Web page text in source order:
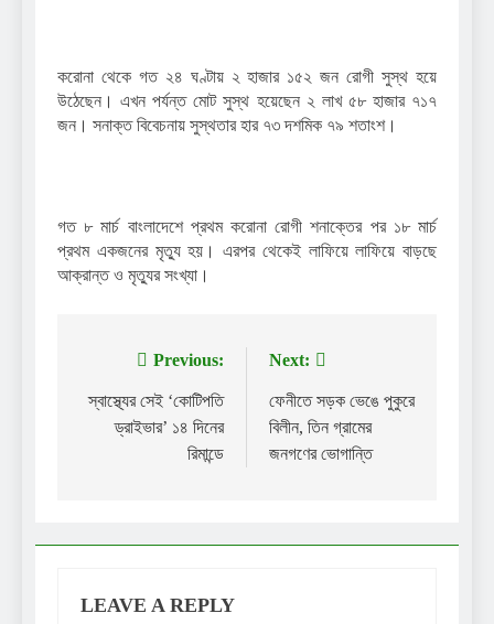
করোনা থেকে গত ২৪ ঘণ্টায় ২ হাজার ১৫২ জন রোগী সুস্থ হয়ে
উঠেছেন। এখন পর্যন্ত মোট সুস্থ হয়েছেন ২ লাখ ৫৮ হাজার ৭১৭
জন। সনাক্ত বিবেচনায় সুস্থতার হার ৭৩ দশমিক ৭৯ শতাংশ।
গত ৮ মার্চ বাংলাদেশে প্রথম করোনা রোগী শনাক্তের পর ১৮ মার্চ
প্রথম একজনের মৃত্যু হয়। এরপর থেকেই লাফিয়ে লাফিয়ে বাড়ছে
আক্রান্ত ও মৃত্যুর সংখ্যা।
navigation
Previous:
স্বাস্থ্যের সেই ‘কোটিপতি
ড্রাইভার’ ১৪ দিনের
রিমান্ডে
Next:
ফেনীতে সড়ক ভেঙে পুকুরে
বিলীন, তিন গ্রামের
জনগণের ভোগান্তি
LEAVE A REPLY